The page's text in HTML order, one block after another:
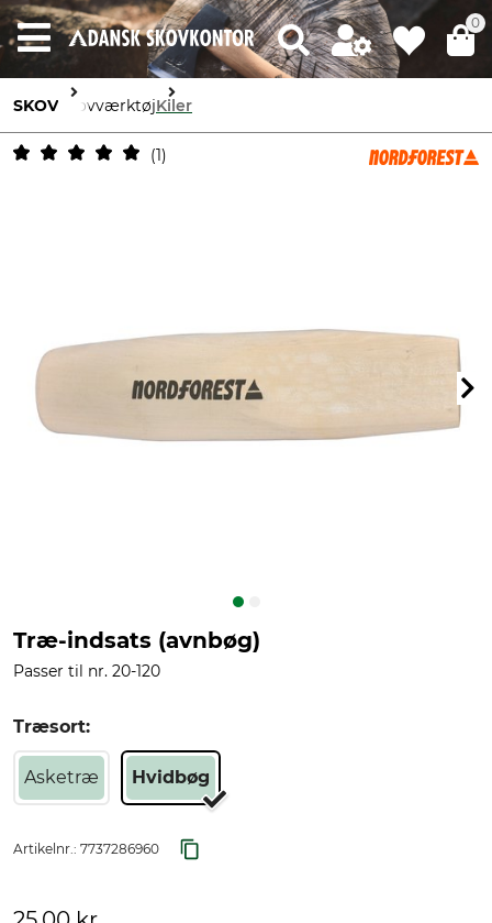
0
SKOV SkovværktøjKiler
1
Træ-indsats (avnbøg)
Passer til nr. 20-120
Træsort:
Asketræ Hvidbøg
Artikelnr.: 7737286960